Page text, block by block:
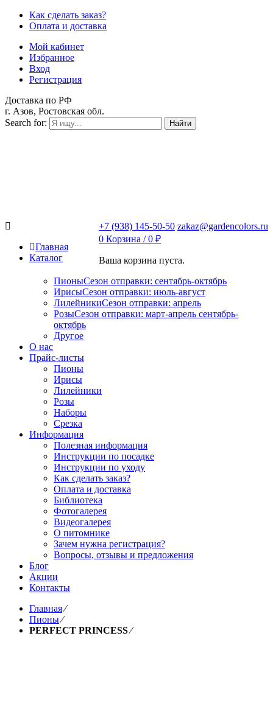
Как сделать заказ?
Оплата и доставка
Мой кабинет
Избранное
Вход
Регистрация
Доставка по РФ
г. Азов, Ростовская обл.
Search for:
Найти
+7 (938) 145-50-50 zakaz@gardencolors.ru
0 Корзина /0 ₽
Ваша корзина пуста.
Главная
Каталог
ПионыСезон отправки: сентябрь-октябрь
ИрисыСезон отправки: июль-август
ЛилейникиСезон отправки: апрель
РозыСезон отправки: март-апрель сентябрь-
октябрь
Другое
О нас
Прайс-листы
Пионы
Ирисы
Лилейники
Розы
Наборы
Срезка
Информация
Полезная информация
Инструкции по посадке
Инструкции по уходу
Как сделать заказ?
Оплата и доставка
Библиотека
Фотогалерея
Видеогалерея
О питомнике
Зачем нужна регистрация?
Вопросы, отзывы и предложения
Блог
Акции
Контакты
Главная⁄
Пионы⁄
PERFECT PRINCESS⁄